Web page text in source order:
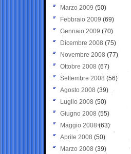
Marzo 2009 (50)
Febbraio 2009 (69)
Gennaio 2009 (70)
Dicembre 2008 (75)
Novembre 2008 (77)
Ottobre 2008 (67)
Settembre 2008 (56)
Agosto 2008 (39)
Luglio 2008 (50)
Giugno 2008 (55)
Maggio 2008(63)
Aprile 2008 (50)
Marzo 2008 (39)